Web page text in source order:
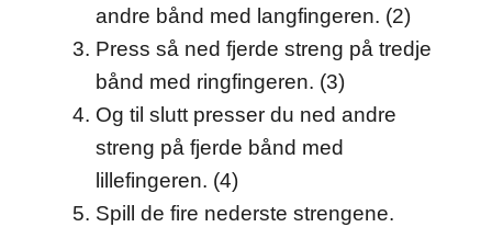
andre bånd med langfingeren. (2)
Press så ned fjerde streng på tredje
bånd med ringfingeren. (3)
Og til slutt presser du ned andre
streng på fjerde bånd med
lillefingeren. (4)
Spill de fire nederste strengene.